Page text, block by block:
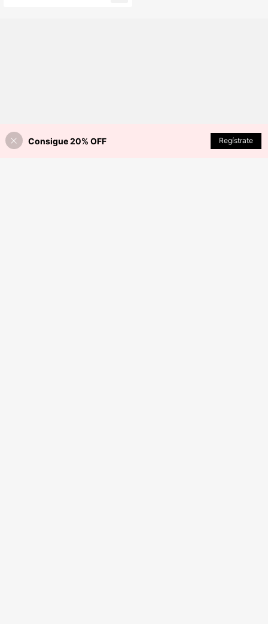
Consigue 20% OFF Regístrate